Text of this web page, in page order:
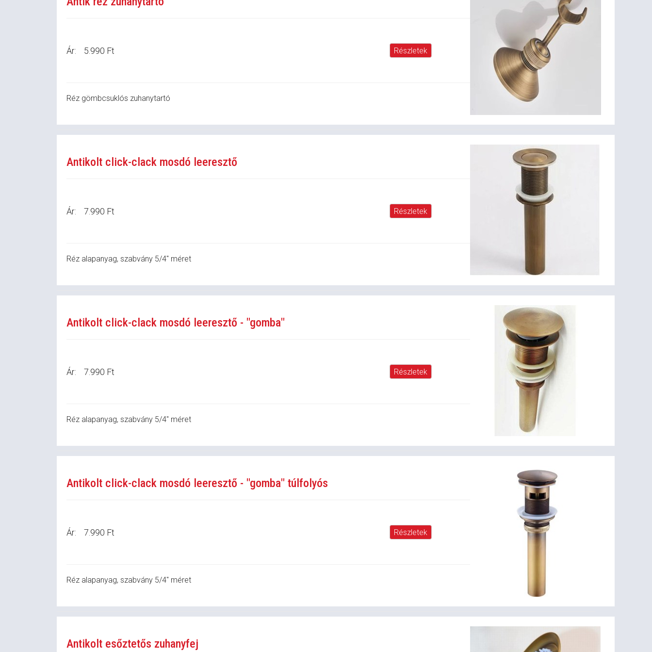
Ár: 5.990 Ft Részletek
Réz gömbcsuklós zuhanytartó
Antikolt click-clack mosdó leeresztő
Ár: 7.990 Ft Részletek
Réz alapanyag, szabvány 5/4" méret
Antikolt click-clack mosdó leeresztő - "gomba"
Ár: 7.990 Ft Részletek
Réz alapanyag, szabvány 5/4" méret
Antikolt click-clack mosdó leeresztő - "gomba" túlfolyós
Ár: 7.990 Ft Részletek
Réz alapanyag, szabvány 5/4" méret
Antikolt esőztetős zuhanyfej